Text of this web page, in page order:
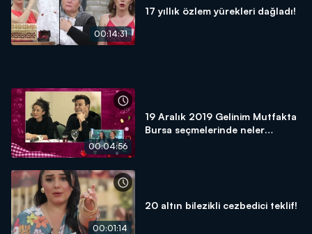
00:14:31
17 yıllık özlem yürekleri dağladı!
00:04:56
19 Aralık 2019 Gelinim Mutfakta
Bursa seçmelerinde neler
00:01:14
20 altın bilezikli cezbedici teklif!